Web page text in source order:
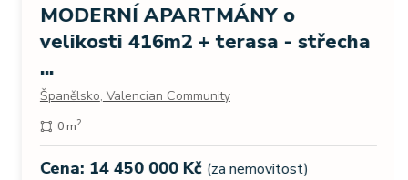
MODERNÍ APARTMÁNY o
velikosti 416m2 + terasa - střecha
...
Španělsko, Valencian Community
0 m2
Cena: 14 450 000 Kč (za nemovitost)